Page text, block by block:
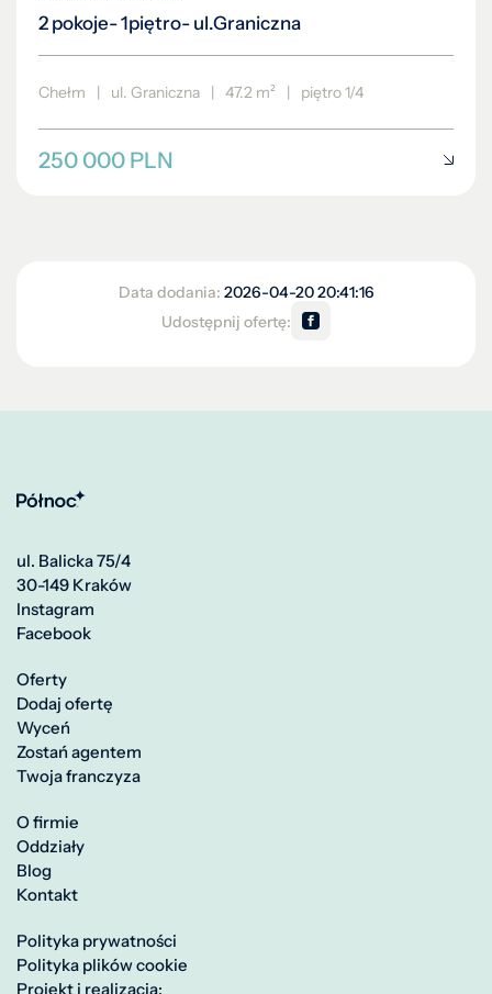
2 pokoje- 1piętro- ul.Graniczna
Chełm | ul. Graniczna | 47.2 m² | piętro 1/4
250 000 PLN
Data dodania: 2026-04-20 20:41:16
Udostępnij ofertę:
ul. Balicka 75/4
30-149 Kraków
Instagram
Facebook
Oferty
Dodaj ofertę
Wyceń
Zostań agentem
Twoja franczyza
O firmie
Oddziały
Blog
Kontakt
Polityka prywatności
Polityka plików cookie
Projekt i realizacja: